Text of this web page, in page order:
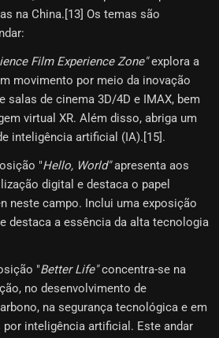
na China.[13]​ Os temas são
Film Experience Zone"explora a
movimento por meio da inovação
salas de cinema 3D/4D e IMAX, bem
virtual XR. Além disso, abriga um
inteligência artificial (IA).[15]​.
"Hello, World"apresenta aos
digital e destaca o papel
neste campo. Inclui uma exposição
destaca a essência da alta tecnologia
"Better Life"concentra-se na
no desenvolvimento de
na segurança tecnológica e em
inteligência artificial. Este andar